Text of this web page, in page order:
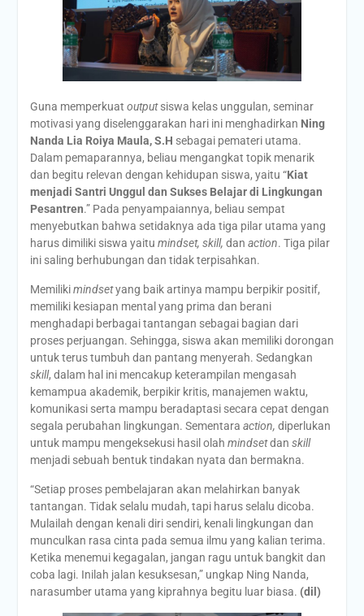
Guna memperkuat outputsiswa kelas unggulan, seminar
motivasi yang diselenggarakan hari ini menghadirkan Ning
Nanda Lia Roiya Maula, S.H sebagai pemateri utama.
Dalam pemaparannya, beliau mengangkat topik menarik
dan begitu relevan dengan kehidupan siswa, yaitu “Kiat
menjadi Santri Unggul dan Sukses Belajar di Lingkungan
Pesantren.” Pada penyampaiannya, beliau sempat
menyebutkan bahwa setidaknya ada tiga pilar utama yang
harus dimiliki siswa yaitu mindset, skill, dan action. Tiga pilar
ini saling berhubungan dan tidak terpisahkan.
Memilikimindsetyang baik artinya mampu berpikir positif,
memiliki kesiapan mental yang prima dan berani
menghadapi berbagai tantangan sebagai bagian dari
proses perjuangan. Sehingga, siswa akan memiliki dorongan
untuk terus tumbuh dan pantang menyerah. Sedangkan
skill, dalam hal ini mencakup keterampilan mengasah
kemampua akademik, berpikir kritis, manajemen waktu,
komunikasi serta mampu beradaptasi secara cepat dengan
segala perubahan lingkungan. Sementara action, diperlukan
untuk mampu mengeksekusi hasil olah mindsetdan skill
menjadi sebuah bentuk tindakan nyata dan bermakna.
“Setiap proses pembelajaran akan melahirkan banyak
tantangan. Tidak selalu mudah, tapi harus selalu dicoba.
Mulailah dengan kenali diri sendiri, kenali lingkungan dan
munculkan rasa cinta pada semua ilmu yang kalian terima.
Ketika menemui kegagalan, jangan ragu untuk bangkit dan
coba lagi. Inilah jalan kesuksesan,” ungkap Ning Nanda,
narasumber utama yang kiprahnya begitu luar biasa. (dil)